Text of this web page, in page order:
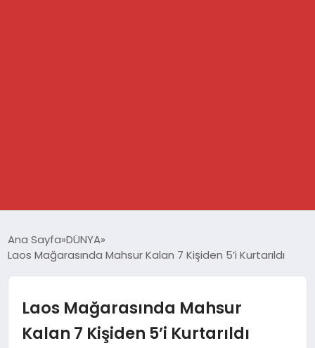
DÜNYA
EKONOMİ
Ana Sayfa DÜNYA
Laos Mağarasında Mahsur Kalan 7 Kişiden 5’i Kurtarıldı
Laos Mağarasında Mahsur
Kalan 7 Kişiden 5’i Kurtarıldı